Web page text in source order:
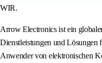
WIR.
Arrow Electronics ist ein
Dienstleistungen und Lösungen
Anwender von elektronischen